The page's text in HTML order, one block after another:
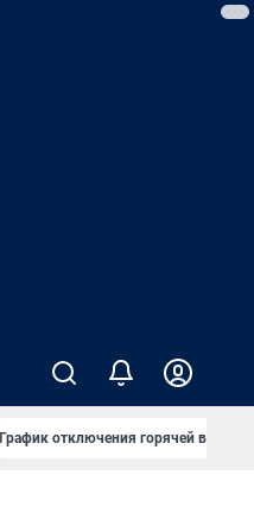
График отключения горячей воды в